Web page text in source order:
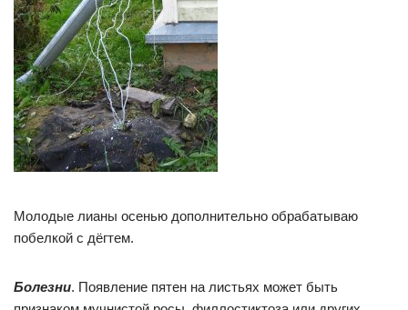
Молодые лианы осенью дополнительно обрабатываю
побелкой с дёгтем.
Болезни. Появление пятен на листьях может быть